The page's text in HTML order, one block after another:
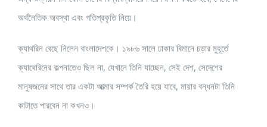
অর্থনৈতিক অবস্থা এবং গতিপ্রকৃতি নিয়ে।
ক্যাথরিন বেছে নিলেন বাংলাদেশকে। ১৯৮৬ সালে ঢাকার বিমানে চড়ার মুহূর্তে
ক্যাথেরিনের কল্পনাতেও ছিল না, যেখানে তিনি যাচ্ছেন, সেই দেশ, সেদেশের
মানুষজনের সাথে তার একটা আত্মার সম্পর্ক তৈরি হয়ে যাবে, মায়ার বন্ধনটা তিনি
কাটাতে পারবেন না কখনও।